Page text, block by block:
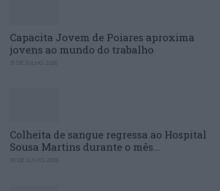
Capacita Jovem de Poiares aproxima
jovens ao mundo do trabalho
31 DE JULHO, 2026
Colheita de sangue regressa ao Hospital
Sousa Martins durante o mês...
30 DE JULHO, 2026